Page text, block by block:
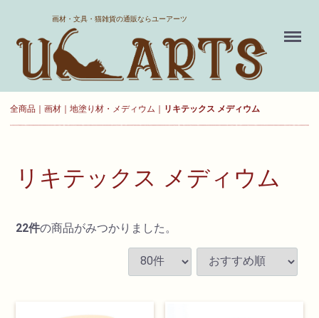
画材・文具・猫雑貨の通販ならユーアーツ
Menu
全商品 画材 地塗り材・メディウム リキテックス メディウム
リキテックス メディウム
22件の商品がみつかりました。
ホーム
送料について
新規会員登録
カート